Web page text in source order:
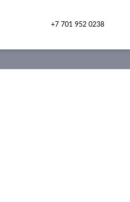
+7 701 952 0238